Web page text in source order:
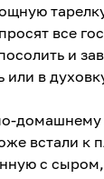
все
и
или в
встали к
с